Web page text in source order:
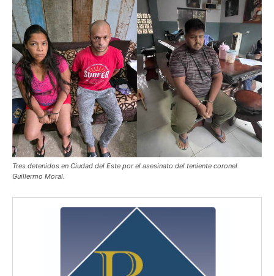
Tres detenidos en Ciudad del Este por el asesinato del teniente coronel
Guillermo Moral.